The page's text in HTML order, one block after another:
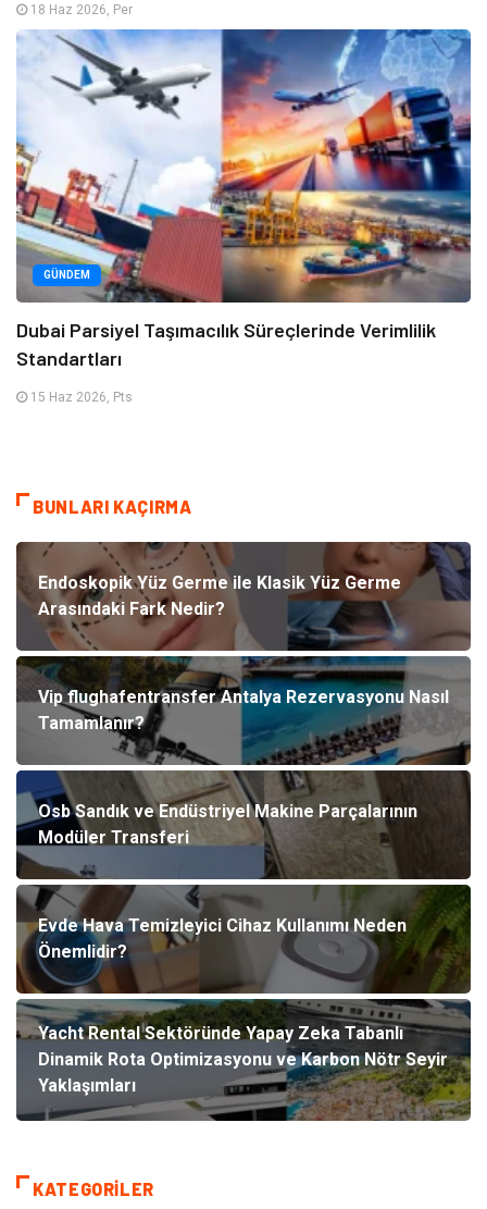
18 Haz 2026, Per
GÜNDEM
Dubai Parsiyel Taşımacılık Süreçlerinde Verimlilik
Standartları
15 Haz 2026, Pts
BUNLARI KAÇIRMA
Endoskopik Yüz Germe ile Klasik Yüz Germe
Arasındaki Fark Nedir?
Vip flughafentransfer Antalya Rezervasyonu Nasıl
Tamamlanır?
Osb Sandık ve Endüstriyel Makine Parçalarının
Modüler Transferi
Evde Hava Temizleyici Cihaz Kullanımı Neden
Önemlidir?
Yacht Rental Sektöründe Yapay Zeka Tabanlı
Dinamik Rota Optimizasyonu ve Karbon Nötr Seyir
Yaklaşımları
KATEGORILER